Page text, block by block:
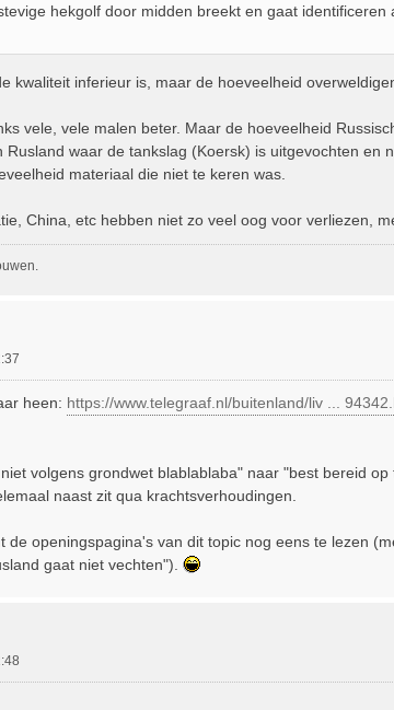
hekgolf door midden breekt en gaat
kwaliteit inferieur is, maar de hoeveelheid
vele, vele malen beter. Maar de hoeveelheid
waar de tankslag (Koersk) is uitgevochten en
materiaal die niet te keren was.
China, etc hebben niet zo veel oog voor verliezen,
heen: https://www.telegraaf.nl/buitenland/liv ...
volgens grondwet blablablaba" naar "best bereid
naast zit qua krachtsverhoudingen.
de openingspagina's van dit topic nog eens te lezen
gaat niet vechten").